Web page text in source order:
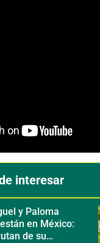
interesar
y Paloma
en México:
de su